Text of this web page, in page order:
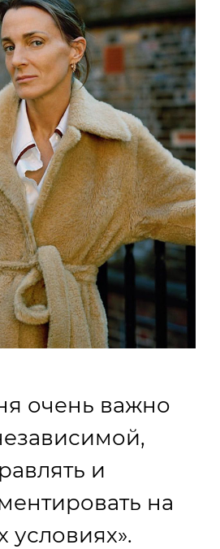
очень важно
и
на
условиях».